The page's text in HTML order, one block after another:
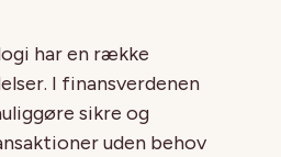
har en række
I finansverdenen
sikre og
uden behov